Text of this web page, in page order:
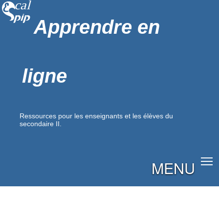
Apprendre en
ligne
Ressources pour les enseignants et les élèves du
secondaire II.
MENU